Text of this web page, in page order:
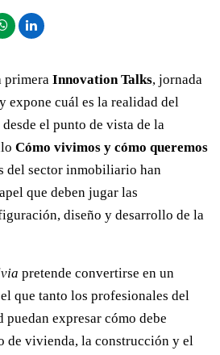
primera Innovation Talks, jornada
expone cuál es la realidad del
el punto de vista de la
Cómo vivimos y cómo queremos
del sector inmobiliario han
que deben jugar las
diseño y desarrollo de la
pretende convertirse en un
que tanto los profesionales del
puedan expresar cómo debe
de vivienda, la construcción y el